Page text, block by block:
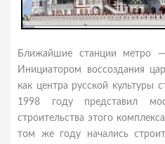
Ближайшие станции метро —
Инициатором воссоздания
как центра русской
1998 году представил
строительства этого
том же году начались